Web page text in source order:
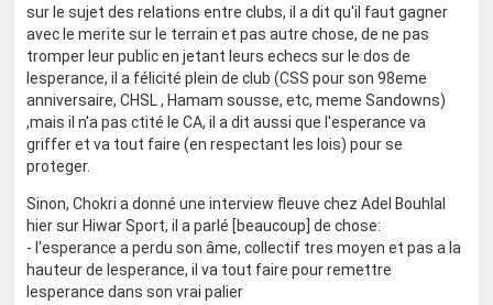
sur le sujet des relations entre clubs, il a dit qu'il faut gagner
avec le merite sur le terrain et pas autre chose, de ne pas
tromper leur public en jetant leurs echecs sur le dos de
lesperance, il a félicité plein de club (CSS pour son 98eme
anniversaire, CHSL , Hamam sousse, etc, meme Sandowns)
,mais il n'a pas ctité le CA, il a dit aussi que l'esperance va
griffer et va tout faire (en respectant les lois) pour se
proteger.
Sinon, Chokri a donné une interview fleuve chez Adel Bouhlal
hier sur Hiwar Sport, il a parlé [beaucoup] de chose:
- l'esperance a perdu son âme, collectif tres moyen et pas a la
hauteur de lesperance, il va tout faire pour remettre
lesperance dans son vrai palier